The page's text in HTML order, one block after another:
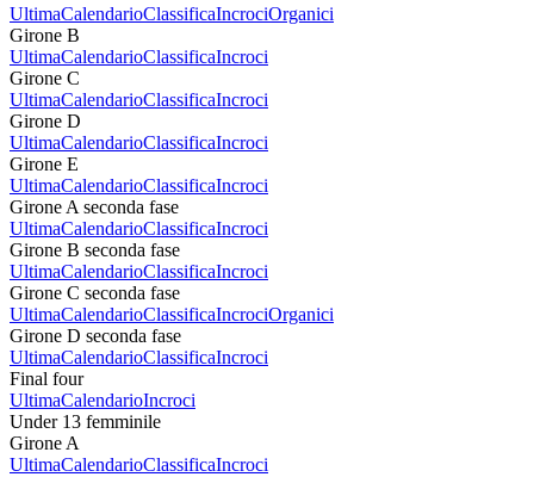
UltimaCalendarioClassificaIncrociOrganici
Girone B
UltimaCalendarioClassificaIncroci
Girone C
UltimaCalendarioClassificaIncroci
Girone D
UltimaCalendarioClassificaIncroci
Girone E
UltimaCalendarioClassificaIncroci
Girone A seconda fase
UltimaCalendarioClassificaIncroci
Girone B seconda fase
UltimaCalendarioClassificaIncroci
Girone C seconda fase
UltimaCalendarioClassificaIncrociOrganici
Girone D seconda fase
UltimaCalendarioClassificaIncroci
Final four
UltimaCalendarioIncroci
Under 13 femminile
Girone A
UltimaCalendarioClassificaIncroci